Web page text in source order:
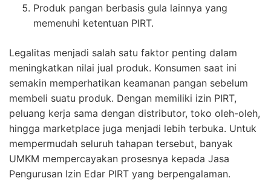
Produk pangan berbasis gula lainnya yang
memenuhi ketentuan PIRT.
Legalitas menjadi salah satu faktor penting dalam
meningkatkan nilai jual produk. Konsumen saat ini
semakin memperhatikan keamanan pangan sebelum
membeli suatu produk. Dengan memiliki izin PIRT,
peluang kerja sama dengan distributor, toko oleh-oleh,
hingga marketplace juga menjadi lebih terbuka. Untuk
mempermudah seluruh tahapan tersebut, banyak
UMKM mempercayakan prosesnya kepada Jasa
Pengurusan Izin Edar PIRT yang berpengalaman.